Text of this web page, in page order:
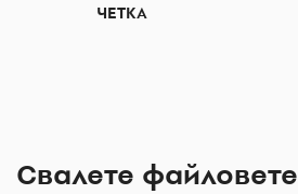
ЧЕТКА
Свалете файловете